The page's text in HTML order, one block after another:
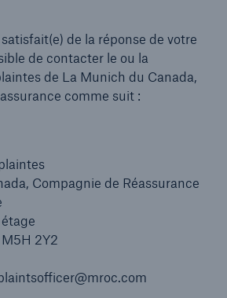
satisfait(e) de la réponse de votre
de contacter le ou la
de La Munich du Canada,
comme suit :
Compagnie de Réassurance
2Y2
Company of Canada
press Escape key